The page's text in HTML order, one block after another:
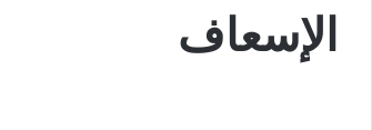
الإسعاف